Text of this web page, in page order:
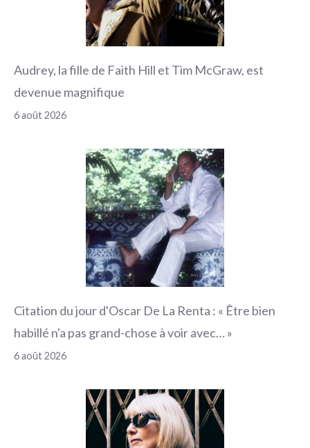
Audrey, la fille de Faith Hill et Tim McGraw, est
devenue magnifique
6 août 2026
Citation du jour d'Oscar De La Renta : « Être bien
habillé n'a pas grand-chose à voir avec… »
6 août 2026